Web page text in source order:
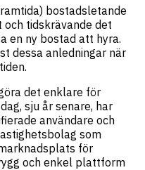
bostadsletande
tidskrävande det
en ny bostad att hyra.
dessa anledningar när
det enklare för
sju år senare, har
användare och
som
för
och enkel plattform